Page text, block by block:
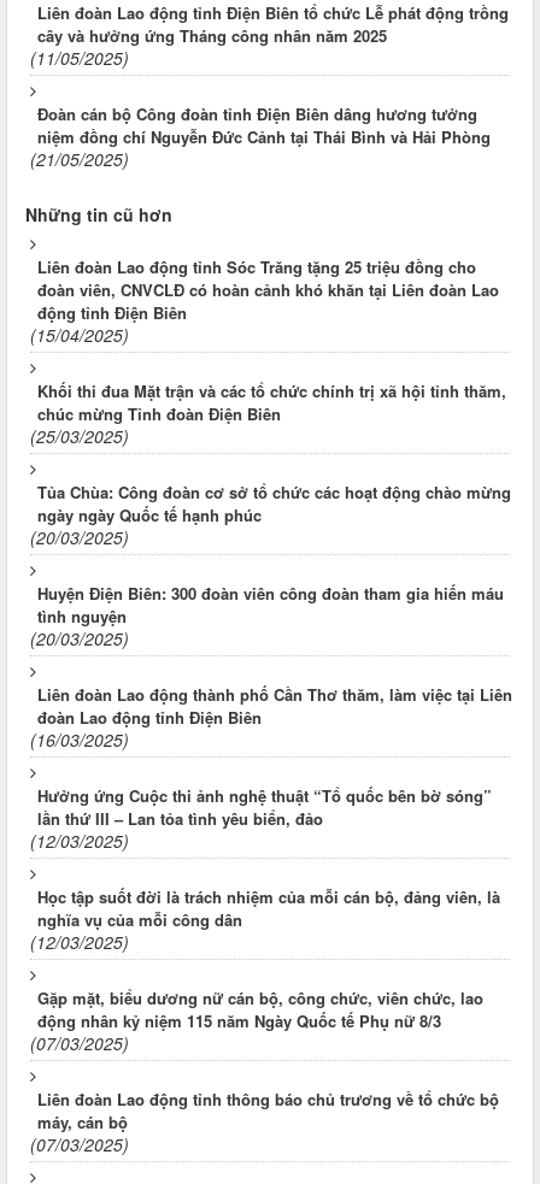
Liên đoàn Lao động tỉnh Điện Biên tổ chức Lễ phát động trồng
cây và hưởng ứng Tháng công nhân năm 2025
(11/05/2025)
Đoàn cán bộ Công đoàn tỉnh Điện Biên dâng hương tưởng
niệm đồng chí Nguyễn Đức Cảnh tại Thái Bình và Hải Phòng
(21/05/2025)
Những tin cũ hơn
Liên đoàn Lao động tỉnh Sóc Trăng tặng 25 triệu đồng cho
đoàn viên, CNVCLĐ có hoàn cảnh khó khăn tại Liên đoàn Lao
động tỉnh Điện Biên
(15/04/2025)
Khối thi đua Mặt trận và các tổ chức chính trị xã hội tỉnh thăm,
chúc mừng Tỉnh đoàn Điện Biên
(25/03/2025)
Tủa Chùa: Công đoàn cơ sở tổ chức các hoạt động chào mừng
ngày ngày Quốc tế hạnh phúc
(20/03/2025)
Huyện Điện Biên: 300 đoàn viên công đoàn tham gia hiến máu
tình nguyện
(20/03/2025)
Liên đoàn Lao động thành phố Cần Thơ thăm, làm việc tại Liên
đoàn Lao động tỉnh Điện Biên
(16/03/2025)
Hưởng ứng Cuộc thi ảnh nghệ thuật “Tổ quốc bên bờ sóng”
lần thứ III – Lan tỏa tình yêu biển, đảo
(12/03/2025)
Học tập suốt đời là trách nhiệm của mỗi cán bộ, đảng viên, là
nghĩa vụ của mỗi công dân
(12/03/2025)
Gặp mặt, biểu dương nữ cán bộ, công chức, viên chức, lao
động nhân kỷ niệm 115 năm Ngày Quốc tế Phụ nữ 8/3
(07/03/2025)
Liên đoàn Lao động tỉnh thông báo chủ trương về tổ chức bộ
máy, cán bộ
(07/03/2025)